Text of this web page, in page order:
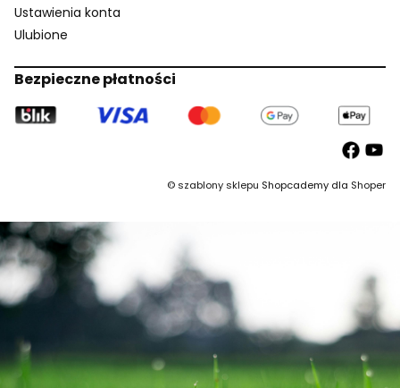
Ustawienia konta
Ulubione
Bezpieczne płatności
©szablony sklepu Shopcademy dla Shoper